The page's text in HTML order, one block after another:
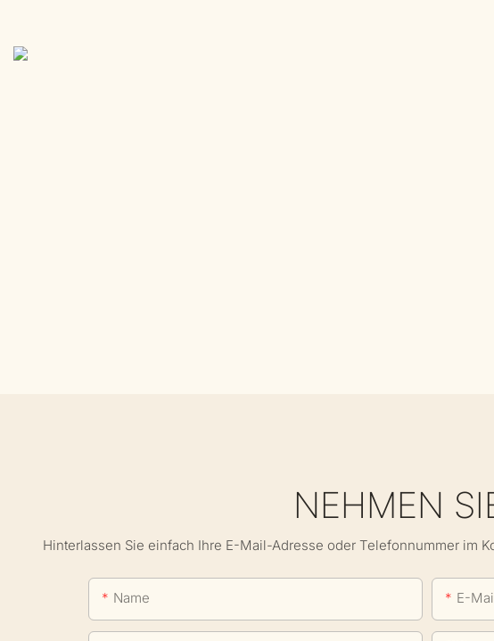
NEHMEN
Hinterlassen Sie einfach Ihre E-Mail-Adresse oder Telefonnummer im
Name E-